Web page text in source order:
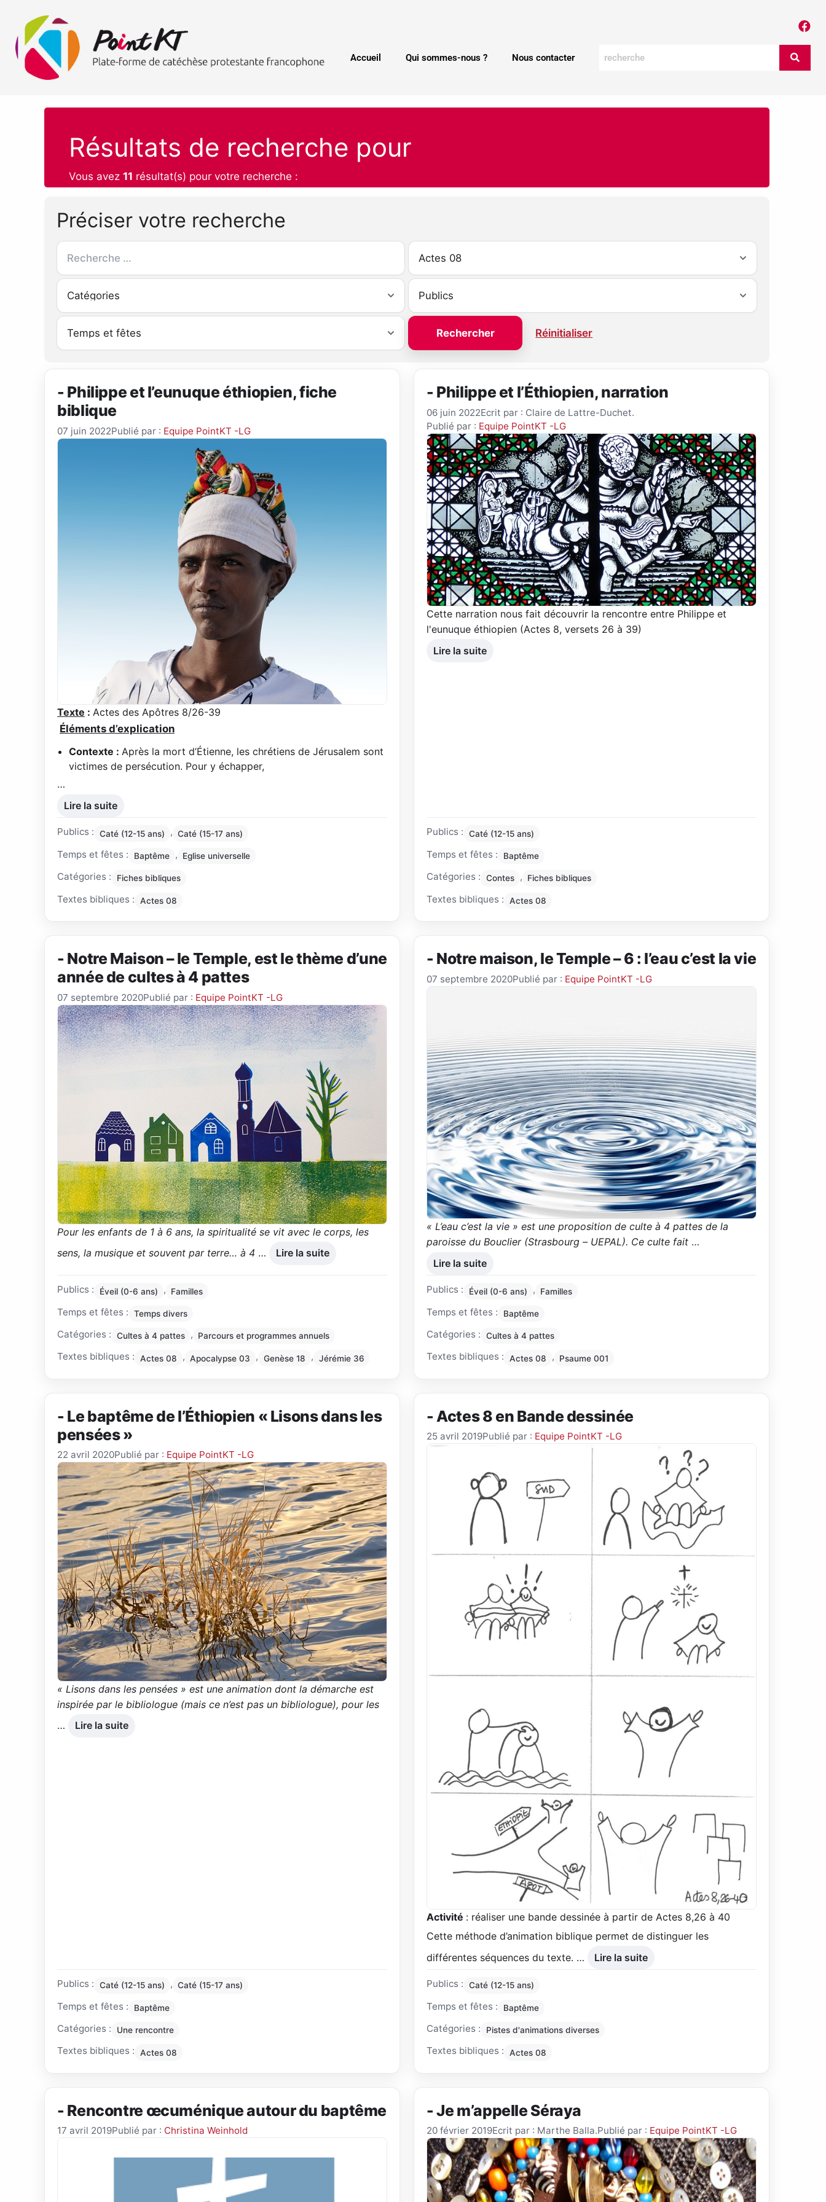
Accueil Qui sommes-nous ? Nous contacter
Résultats de recherche pour
Vous avez 11 résultat(s) pour votre recherche :
Préciser votre recherche
Réinitialiser
- Philippe et l’eunuque éthiopien, fiche
biblique
07 juin 2022Publié par : Equipe PointKT -LG
Texte : Actes des Apôtres 8/26-39
Éléments d’explication
Contexte : Après la mort d’Étienne, les chrétiens de Jérusalem sont
victimes de persécution. Pour y échapper,
…
Lire la suite
Publics : Caté (12-15 ans) , Caté (15-17 ans)
Temps et fêtes : Baptême , Eglise universelle
Catégories : Fiches bibliques
Textes bibliques : Actes 08
- Philippe et l’Éthiopien, narration
06 juin 2022Ecrit par : Claire de Lattre-Duchet.
Publié par : Equipe PointKT -LG
Cette narration nous fait découvrir la rencontre entre Philippe et
l'eunuque éthiopien (Actes 8, versets 26 à 39)
Lire la suite
Publics : Caté (12-15 ans)
Temps et fêtes : Baptême
Catégories : Contes , Fiches bibliques
Textes bibliques : Actes 08
- Notre Maison – le Temple, est le thème d’une
année de cultes à 4 pattes
07 septembre 2020Publié par : Equipe PointKT -LG
Pour les enfants de 1 à 6 ans, la spiritualité se vit avec le corps, les
sens, la musique et souvent par terre… à 4 … Lire la suite
Publics : Éveil (0-6 ans) , Familles
Temps et fêtes : Temps divers
Catégories : Cultes à 4 pattes , Parcours et programmes annuels
Textes bibliques : Actes 08 , Apocalypse 03 , Genèse 18 , Jérémie 36
- Notre maison, le Temple – 6 : l’eau c’est la vie
07 septembre 2020Publié par : Equipe PointKT -LG
« L’eau c’est la vie » est une proposition de culte à 4 pattes de la
paroisse du Bouclier (Strasbourg – UEPAL). Ce culte fait …
Lire la suite
Publics : Éveil (0-6 ans) , Familles
Temps et fêtes : Baptême
Catégories : Cultes à 4 pattes
Textes bibliques : Actes 08 , Psaume 001
- Le baptême de l’Éthiopien « Lisons dans les
pensées »
22 avril 2020Publié par : Equipe PointKT -LG
« Lisons dans les pensées » est une animation dont la démarche est
inspirée par le bibliologue (mais ce n’est pas un bibliologue), pour les
…
Lire la suite
Publics : Caté (12-15 ans) , Caté (15-17 ans)
Temps et fêtes : Baptême
Catégories : Une rencontre
Textes bibliques : Actes 08
- Actes 8 en Bande dessinée
25 avril 2019Publié par : Equipe PointKT -LG
Activité : réaliser une bande dessinée à partir de Actes 8,26 à 40
Cette méthode d’animation biblique permet de distinguer les
différentes séquences du texte. …
Lire la suite
Publics : Caté (12-15 ans)
Temps et fêtes : Baptême
Catégories : Pistes d'animations diverses
Textes bibliques : Actes 08
- Rencontre œcuménique autour du baptême
17 avril 2019Publié par : Christina Weinhold
- Je m’appelle Séraya
20 février 2019Ecrit par : Marthe Balla.Publié par : Equipe PointKT -LG